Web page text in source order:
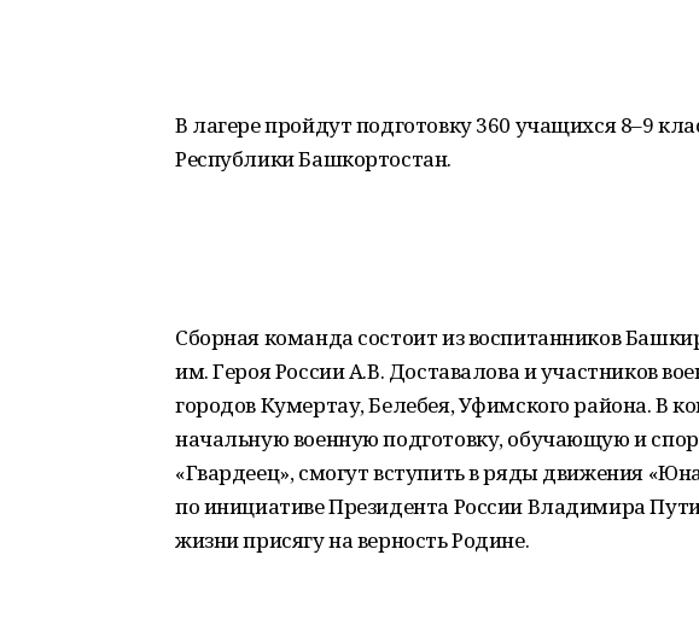
В лагере пройдут подготовку 360 учащихся 8–9
Республики Башкортостан.
Сборная команда состоит из воспитанников
им. Героя России А.В. Доставалова и участников
городов Кумертау, Белебея, Уфимского района.
начальную военную подготовку, обучающую и
«Гвардеец», смогут вступить в ряды движения
по инициативе Президента России Владимира
жизни присягу на верность Родине.